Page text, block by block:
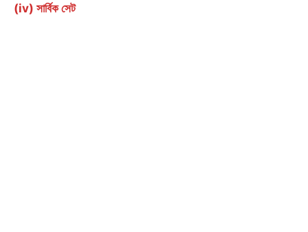
(iv) সার্বিক সেট